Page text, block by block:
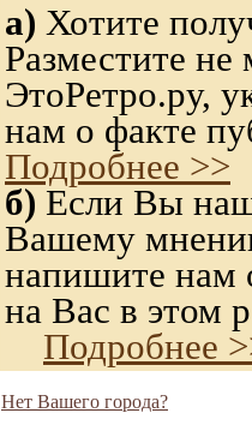
а) Хотите
Разместите
ЭтоРетро.ру,
нам о факте
Подробнее >>
б) Если Вы
Вашему
напишите нам
на Вас в этом
Подробнее
Нет Вашего города?